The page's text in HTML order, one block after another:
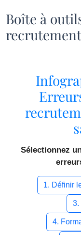
Boîte à
Sélectionnez
1. Définir
3.
4.